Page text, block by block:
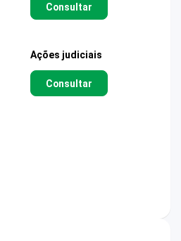
Consultar
Ações judiciais
Consultar